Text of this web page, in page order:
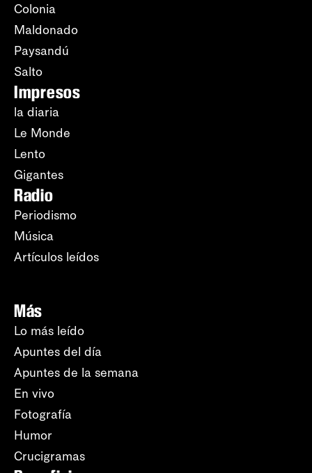
Colonia
Maldonado
Paysandú
Salto
Impresos
la diaria
Le Monde
Lento
Gigantes
Radio
Periodismo
Música
Artículos leídos
Más
Lo más leído
Apuntes del día
Apuntes de la semana
En vivo
Fotografía
Humor
Crucigramas